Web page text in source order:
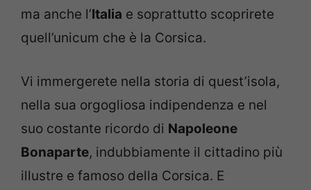
ma anche l’Italia e soprattutto scoprirete
quell’unicum che è la Corsica.
Vi immergerete nella storia di quest’isola,
nella sua orgogliosa indipendenza e nel
suo costante ricordo di Napoleone
Bonaparte, indubbiamente il cittadino più
illustre e famoso della Corsica. E